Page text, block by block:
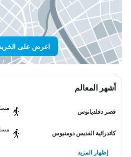
اعرض على
أشهر المعالم
قصر دقلديانوس
كاتدرائية القديس دومنيوس
إظهار المزيد